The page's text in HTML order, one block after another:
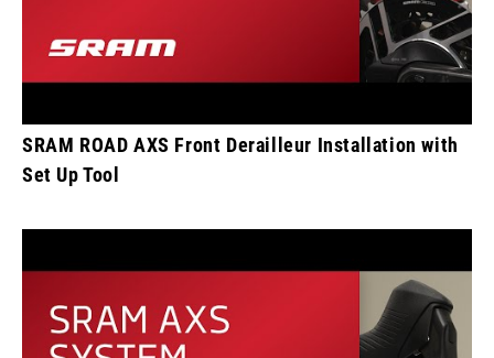
SRAM ROAD AXS Front Derailleur Installation with
Set Up Tool